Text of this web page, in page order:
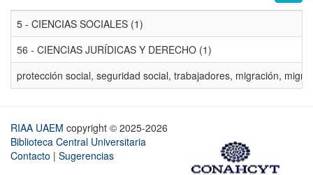
5 - CIENCIAS SOCIALES (1)
56 - CIENCIAS JURÍDICAS Y DERECHO (1)
protección social, seguridad social, trabajadores, migración,
RIAA UAEM copyright © 2025-2026
Biblioteca Central Universitaria
Contacto | Sugerencias